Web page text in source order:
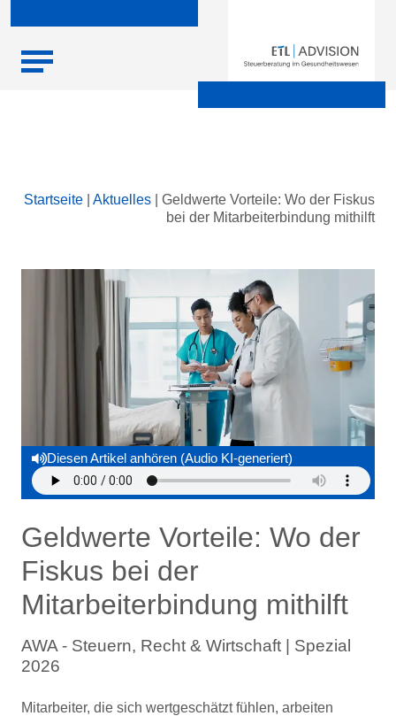
Startseite Aktuelles
Geldwerte Vorteile: Wo der Fiskus
bei der Mitarbeiterbindung mithilft
Diesen Artikel anhören (Audio KI-generiert)
Geldwerte Vorteile: Wo der
Fiskus bei der
Mitarbeiterbindung mithilft
AWA - Steuern, Recht & Wirtschaft | Spezial
2026
Mitarbeiter, die sich wertgeschätzt fühlen, arbeiten